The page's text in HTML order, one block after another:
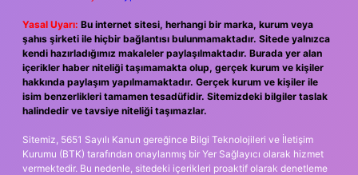
Yasal Uyarı: Bu internet sitesi, herhangi bir marka, kurum veya
şahıs şirketi ile hiçbir bağlantısı bulunmamaktadır. Sitede yalnızca
kendi hazırladığımız makaleler paylaşılmaktadır. Burada yer alan
içerikler haber niteliği taşımamakta olup, gerçek kurum ve kişiler
hakkında paylaşım yapılmamaktadır. Gerçek kurum ve kişiler ile
isim benzerlikleri tamamen tesadüfidir. Sitemizdeki bilgiler taslak
halindedir ve tavsiye niteliği taşımazlar.
Sitemiz, 5651 Sayılı Kanun gereğince Bilgi Teknolojileri ve İletişim
Kurumu (BTK) tarafından onaylanmış bir Yer Sağlayıcı olarak hizmet
vermektedir. Bu nedenle, sitedeki içerikleri proaktif olarak denetleme